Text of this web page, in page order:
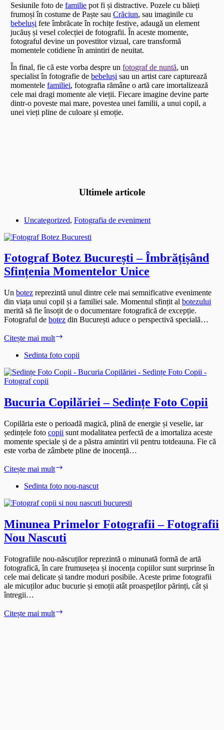
Sesiunile foto defamilie pot fi și distractive. Pozele cu băieți
frumoși în costume de Paște sauCrăciun, sau imaginile cu
bebeluși fete îmbrăcate în rochițe festive, adaugă un element
jucăuș și vesel colecției de fotografii. În aceste momente,
fotograful devine un povestitor vizual, care transformă
momentele cotidiene în amintiri de neuitat.
În final, fie că este vorba despre unfotograf de nuntă, un
specialist în fotografie debebeluși sau un artist care capturează
momentelefamiliei, fotografia rămâne o artă care imortalizează
cele mai dragi momente ale vieții. Fiecare imagine devine parte
dintr-o poveste mai mare, povestea unei familii, a unui copil, a
unei vieți pline de culoare și emoție.
Ultimele articole
Uncategorized, Fotografia de eveniment
Fotograf Botez București – Îmbrățișând
Sfințenia Momentelor Unice
Un botez reprezintă unul dintre cele mai semnificative evenimente
din viața unui copil și a familiei sale. Momentul sfințit al botezului
merită să fie însoțit de o documentare fotografică de excepție.
Fotograful de botez din București aduce o perspectivă specială…
Citește mai mult
București
Îmbrățișând
Unice
Sedinta foto copii
Bucuria Copilăriei – Sedințe Foto Copii
Copilăria este o perioadă magică, plină de energie și veselie, iar
ședințele foto copii sunt modalitatea perfectă de a imortaliza aceste
momente speciale și de a păstra amintiri vii pentru totdeauna. Fie că
este vorba de zâmbete pline de inocență…
Citește mai mult
–
Foto
Sedinta foto nou-nascut
Minunea Primelor Fotografii – Fotografii
Nou Nascuti
Fotografiile nou-născuților reprezintă o minunată formă de artă
fotografică, în care frumusețea și inocența copiilor sunt surprinse în
cele mai delicate și tandre moduri posibile. Aceste prime fotografii
ale micuților aduc bucurie și emoții atât proaspeților părinți, cât și
întregii…
Citește mai mult